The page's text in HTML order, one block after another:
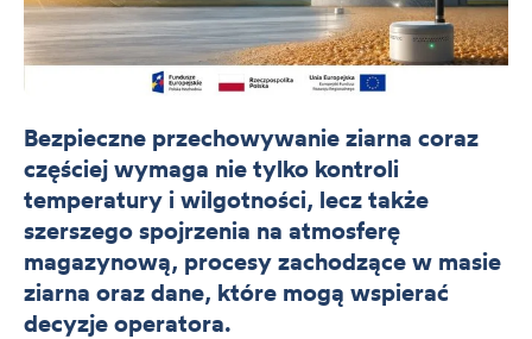
Bezpieczne przechowywanie ziarna coraz
częściej wymaga nie tylko kontroli
temperatury i wilgotności, lecz także
szerszego spojrzenia na atmosferę
magazynową, procesy zachodzące w masie
ziarna oraz dane, które mogą wspierać
decyzje operatora.